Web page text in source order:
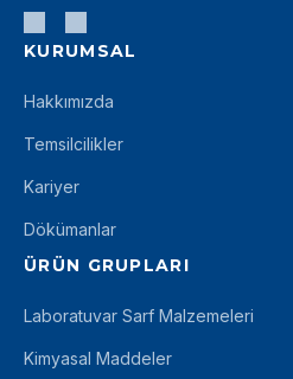
KURUMSAL
Hakkımızda
Temsilcilikler
Kariyer
Dökümanlar
ÜRÜN GRUPLARI
Laboratuvar Sarf Malzemeleri
Kimyasal Maddeler